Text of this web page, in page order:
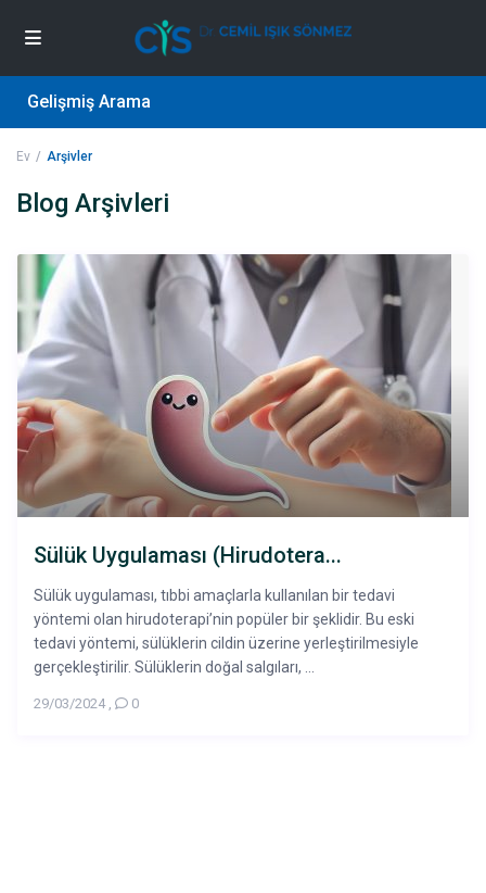
Gelişmiş Arama
Ev Arşivler
Blog Arşivleri
Sülük Uygulaması (Hirudotera...
Sülük uygulaması, tıbbi amaçlarla kullanılan bir tedavi
yöntemi olan hirudoterapi’nin popüler bir şeklidir. Bu eski
tedavi yöntemi, sülüklerin cildin üzerine yerleştirilmesiyle
gerçekleştirilir. Sülüklerin doğal salgıları, ...
29/03/2024, 0